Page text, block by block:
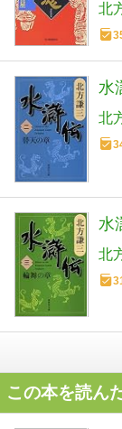
北
水
北
水
北
この本を読ん